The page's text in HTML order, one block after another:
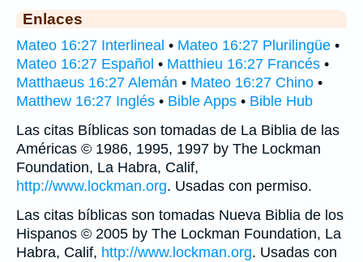
Enlaces
Mateo 16:27 Interlineal • Mateo 16:27 Plurilingüe •
Mateo 16:27 Español • Matthieu 16:27 Francés •
Matthaeus 16:27 Alemán • Mateo 16:27 Chino •
Matthew 16:27 Inglés • Bible Apps • Bible Hub
Las citas Bíblicas son tomadas de La Biblia de las
Américas © 1986, 1995, 1997 by The Lockman
Foundation, La Habra, Calif,
http://www.lockman.org. Usadas con permiso.
Las citas bíblicas son tomadas Nueva Biblia de los
Hispanos © 2005 by The Lockman Foundation, La
Habra, Calif, http://www.lockman.org. Usadas con